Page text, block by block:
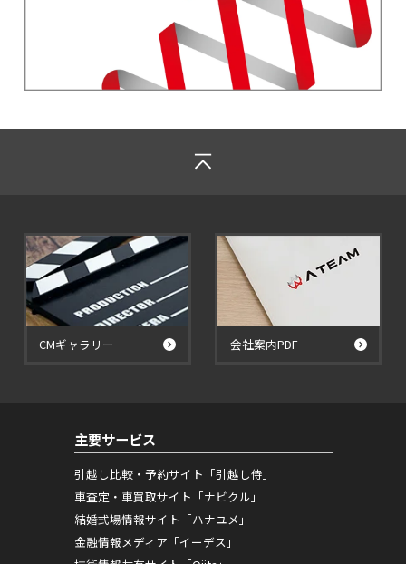
CMギャラリー 会社案内PDF
主要サービス
引越し比較・予約サイト「引越し侍」
車査定・車買取サイト「ナビクル」
結婚式場情報サイト「ハナユメ」
金融情報メディア「イーデス」